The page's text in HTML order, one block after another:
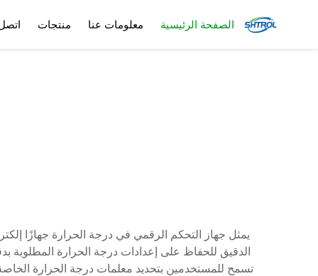
الصفحة الرئيسية معلومات عنا منتجات
يمثل جهاز التحكم الرقمي في درجة الحرارة جهازًا
الدقيق للحفاظ على إعدادات درجة الحرارة المطلوبة
تسمح للمستخدمين بتحديد معلمات درجة الحرارة